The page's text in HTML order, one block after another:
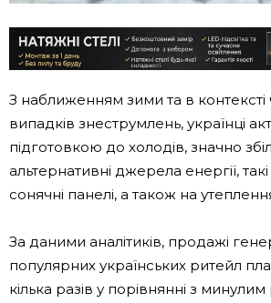
З наближенням зими та в контексті
випадків знеструмлень, українці
підготовкою до холодів, значно
альтернативні джерела енергії,
сонячні панелі, а також на
За даними аналітиків, продажі
популярних українських ритейл
кілька разів у порівнянні з